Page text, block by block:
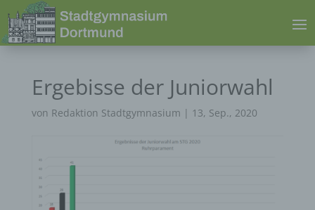
Ergebisse der Juniorwahl
von Redaktion Stadtgymnasium | 13, Sep., 2020